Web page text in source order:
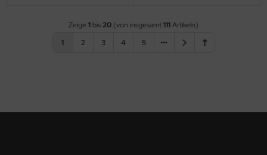
Zeige 1 bis20 (von insgesamt111Artikeln)
1
2 3 4 5